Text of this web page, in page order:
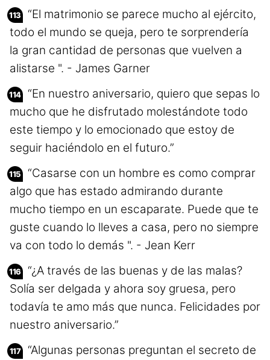
“El matrimonio se parece mucho al ejército,
todo el mundo se queja, pero te sorprendería
la gran cantidad de personas que vuelven a
alistarse ". - James Garner
“En nuestro aniversario, quiero que sepas lo
mucho que he disfrutado molestándote todo
este tiempo y lo emocionado que estoy de
seguir haciéndolo en el futuro.”
“Casarse con un hombre es como comprar
algo que has estado admirando durante
mucho tiempo en un escaparate. Puede que te
guste cuando lo lleves a casa, pero no siempre
va con todo lo demás ". - Jean Kerr
“¿A través de las buenas y de las malas?
Solía ser delgada y ahora soy gruesa, pero
todavía te amo más que nunca. Felicidades por
nuestro aniversario.”
“Algunas personas preguntan el secreto de